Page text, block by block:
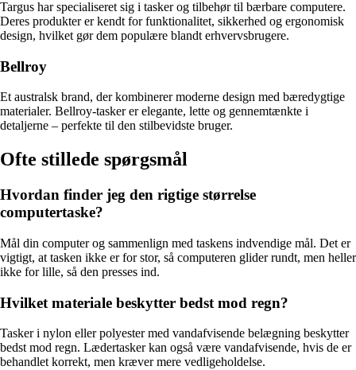
Targus har specialiseret sig i tasker og tilbehør til bærbare computere.
Deres produkter er kendt for funktionalitet, sikkerhed og ergonomisk
design, hvilket gør dem populære blandt erhvervsbrugere.
Bellroy
Et australsk brand, der kombinerer moderne design med bæredygtige
materialer. Bellroy-tasker er elegante, lette og gennemtænkte i
detaljerne – perfekte til den stilbevidste bruger.
Ofte stillede spørgsmål
Hvordan finder jeg den rigtige størrelse
computertaske?
Mål din computer og sammenlign med taskens indvendige mål. Det er
vigtigt, at tasken ikke er for stor, så computeren glider rundt, men heller
ikke for lille, så den presses ind.
Hvilket materiale beskytter bedst mod regn?
Tasker i nylon eller polyester med vandafvisende belægning beskytter
bedst mod regn. Lædertasker kan også være vandafvisende, hvis de er
behandlet korrekt, men kræver mere vedligeholdelse.